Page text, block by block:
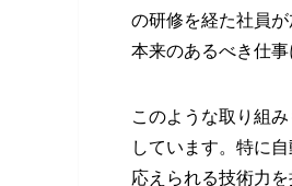
の研修を経た社員
本来のあるべき仕
このような取り組
しています。特に
応えられる技術力